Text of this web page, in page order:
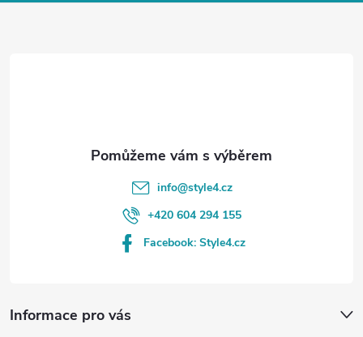
Informace pro vás
info@style4.cz
+420 604 294 155
Facebook: Style4.cz